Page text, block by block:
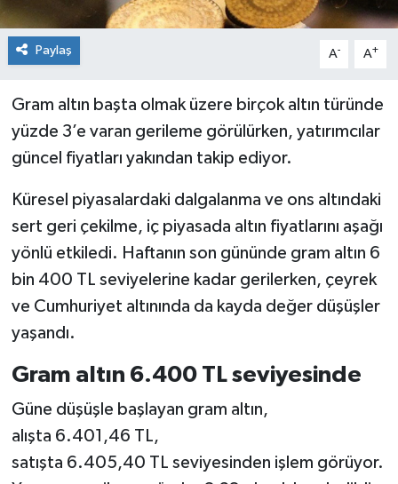
Paylaş A- A+
Gram altın başta olmak üzere birçok altın türünde
yüzde 3’e varan gerileme görülürken, yatırımcılar
güncel fiyatları yakından takip ediyor.
Küresel piyasalardaki dalgalanma ve ons altındaki
sert geri çekilme, iç piyasada altın fiyatlarını aşağı
yönlü etkiledi. Haftanın son gününde gram altın 6
bin 400 TL seviyelerine kadar gerilerken, çeyrek
ve Cumhuriyet altınında da kayda değer düşüşler
yaşandı.
Gram altın 6.400 TL seviyesinde
Güne düşüşle başlayan gram altın,
alışta 6.401,46 TL,
satışta 6.405,40 TL seviyesinden işlem görüyor.